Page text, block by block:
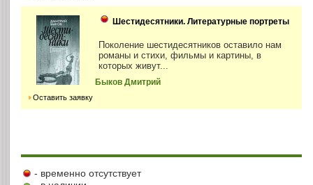
Шестидесятники. Литературные портреты
Поколение шестидесятников оставило нам
романы и стихи, фильмы и картины, в
которых живут...
Быков Дмитрий
Оставить заявку
- временно отсутствует